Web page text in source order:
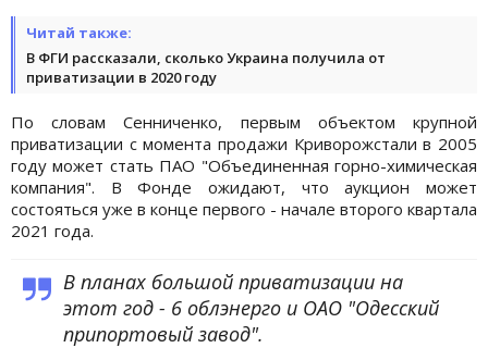
Читай также:
В ФГИ рассказали, сколько Украина получила от
приватизации в 2020 году
По словам Сенниченко, первым объектом крупной
приватизации с момента продажи Криворожстали в 2005
году может стать ПАО "Объединенная горно-химическая
компания". В Фонде ожидают, что аукцион может
состояться уже в конце первого - начале второго квартала
2021 года.
В планах большой приватизации на
этот год - 6 облэнерго и ОАО "Одесский
припортовый завод".